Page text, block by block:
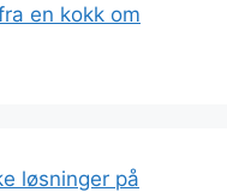
en kokk om
løsninger på